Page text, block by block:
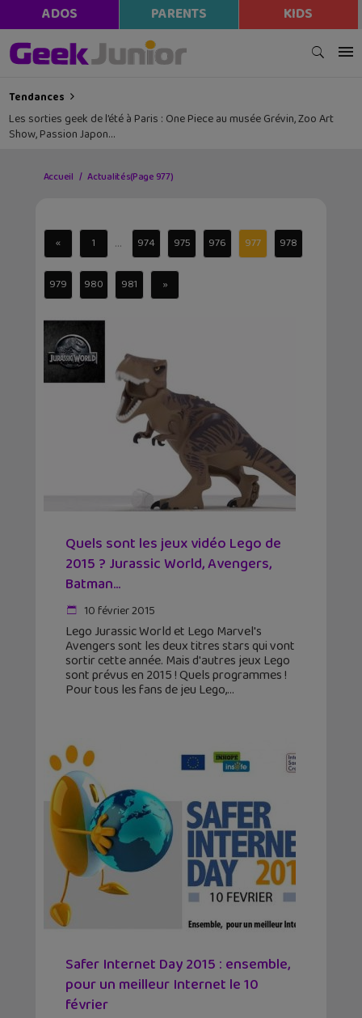
ADOS PARENTS KIDS
Tendances
Les sorties geek de l’été à Paris : One Piece au musée Grévin, Zoo Art
Show, Passion Japon…
Accueil Actualités(Page 977)
« 1 ... 974 975 976 977 978
979 980 981 »
Quels sont les jeux vidéo Lego de
2015 ? Jurassic World, Avengers,
Batman…
10 février 2015
Lego Jurassic World et Lego Marvel's
Avengers sont les deux titres stars qui vont
sortir cette année. Mais d'autres jeux Lego
sont prévus en 2015 ! Quels programmes !
Pour tous les fans de jeu Lego,
Safer Internet Day 2015 : ensemble,
pour un meilleur Internet le 10
février